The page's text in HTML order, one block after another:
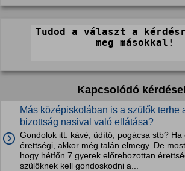
Kapcsolódó
Más középiskolában is a szülők terhe
bizottság nasival való ellátása?
Gondolok itt: kávé, üdítő, pogácsa stb? Ha
érettségi, akkor még talán elmegy. De
hogy hétfőn 7 gyerek előrehozottan
szülőknek kell gondoskodni a...